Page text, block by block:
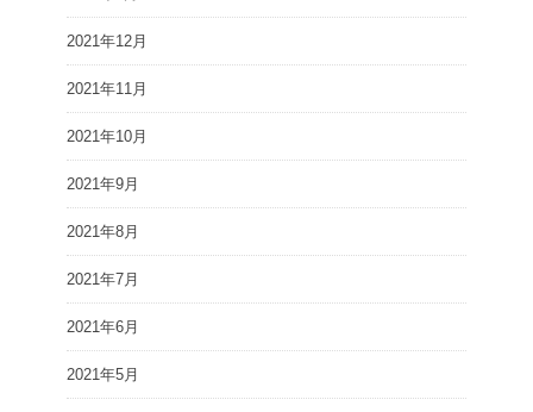
2021年12月
2021年11月
2021年10月
2021年9月
2021年8月
2021年7月
2021年6月
2021年5月